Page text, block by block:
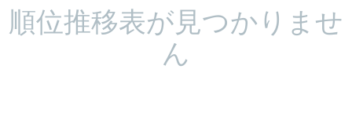
順位推移表が見つかりませ
ん